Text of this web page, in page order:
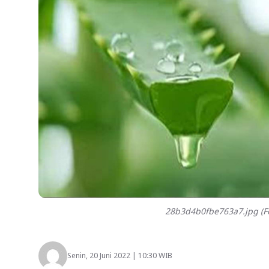
28b3d4b0fbe763a7.jpg
Senin, 20 Juni 2022 | 10:30 WIB